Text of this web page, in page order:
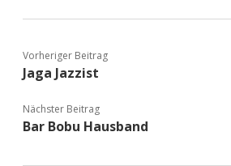
Vorheriger Beitrag
Jaga Jazzist
Nächster Beitrag
Bar Bobu Hausband